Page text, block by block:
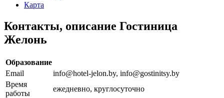
Карта
Контакты, описание Гостиница
Желонь
Образование
Email
info@hotel-jelon.by, info@gostinitsy.by
Время
работы
ежедневно, круглосуточно